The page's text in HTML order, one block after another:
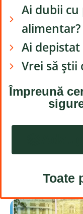
Ai dubii
alimentar?
Ai
Vrei să știi
Împreună
Toate